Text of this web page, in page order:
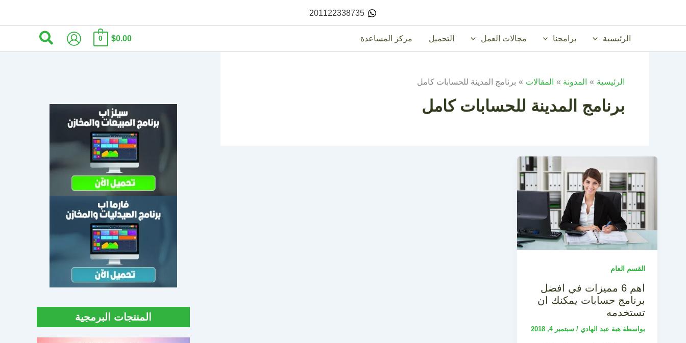
201122338735
الرئيسية برامجنا مجالات العمل التحميل مركز المساعدة $0.00
0 البحث
الرئيسية المدونة المقالات برنامج المدينة للحسابات كامل
برنامج المدينة للحسابات كامل
القسم العام
اهم 6 مميزات في افضل
برنامج حسابات يمكنك ان
تستخدمه
بواسطة هبة عبد الهادي / سبتمبر 4, 2018
المنتجات البرمجية